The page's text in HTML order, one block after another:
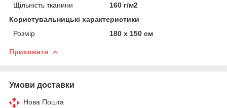
Щільність тканини
160 г/м2
Користувальницькі характеристики
Розмір
180 х 150 см
Приховати
Умови доставки
Нова Пошта